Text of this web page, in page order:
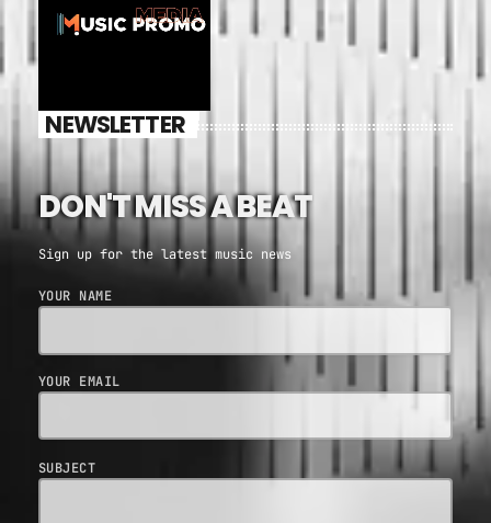
NEWSLETTER
DON'T MISS A BEAT
Sign up for the latest music news
YOUR NAME
YOUR EMAIL
SUBJECT